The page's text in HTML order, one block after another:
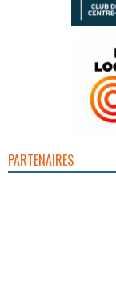
PARTENAIRES